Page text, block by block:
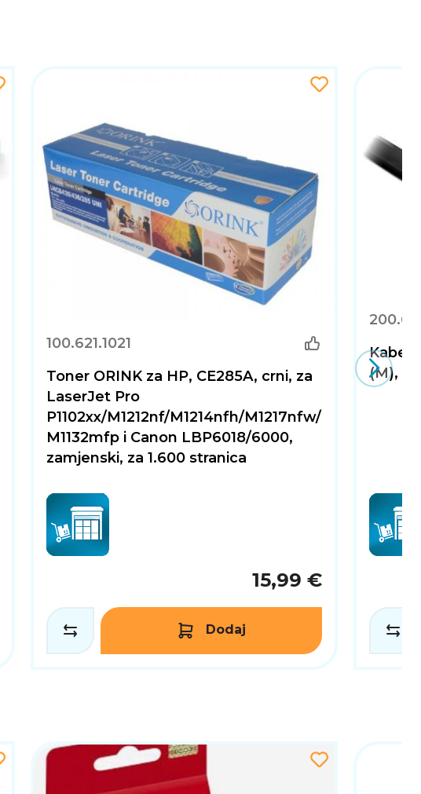
100.621.1021
Toner ORINK za HP, CE285A, crni, za
LaserJet Pro
P1102xx/M1212nf/M1214nfh/M1217nfw/
M1132mfp i Canon LBP6018/6000,
zamjenski, za 1.600 stranica
15,99 €
Dodaj
Kabel
(M),